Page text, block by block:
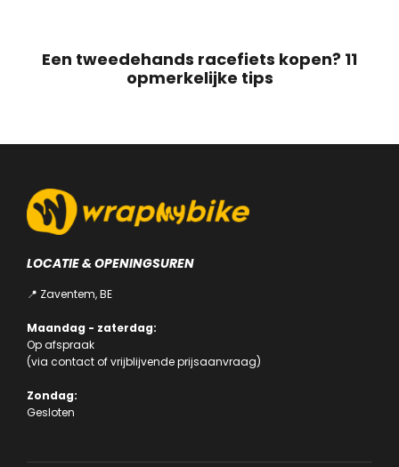
Een tweedehands racefiets kopen? 11
opmerkelijke tips
LOCATIE & OPENINGSUREN
📍 Zaventem, BE
Maandag - zaterdag:
Op afspraak
(via contactofvrijblijvende prijsaanvraag)
Zondag:
Gesloten